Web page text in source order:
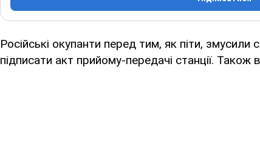
Російські окупанти перед тим, як піти, змусили
підписати акт прийому-передачі станції. Також